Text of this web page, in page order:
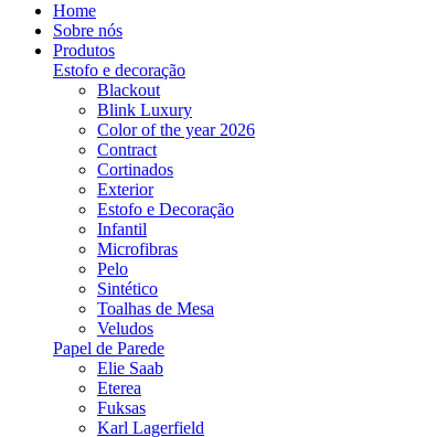
Home
Sobre nós
Produtos
Estofo e decoração
Blackout
Blink Luxury
Color of the year 2026
Contract
Cortinados
Exterior
Estofo e Decoração
Infantil
Microfibras
Pelo
Sintético
Toalhas de Mesa
Veludos
Papel de Parede
Elie Saab
Eterea
Fuksas
Karl Lagerfield